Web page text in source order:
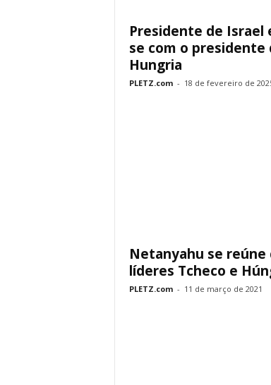
Presidente de Israel
se com o presidente
Hungria
PLETZ.com - 18 de fevereiro de
Netanyahu se reúne
líderes Tcheco e
PLETZ.com - 11 de março de 2021